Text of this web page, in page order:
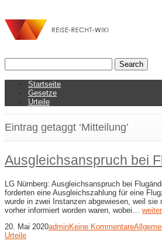
Startseite
Gesetze
Urteile
Eintrag getaggt ‘Mitteilung’
Ausgleichsanspruch bei
LG Nürnberg: Ausgleichsanspruch bei
forderten eine Ausgleichszahlung für eine
wurde in zwei Instanzen abgewiesen, weil sie
vorher informiert worden waren, wobei…
20. Mai 2020adminKeine Kommentare
Urteile